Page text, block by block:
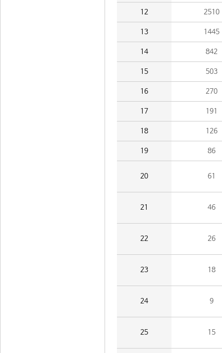
12 2510
13 1445
14 842
15 503
16 270
17 191
18 126
19 86
20 61
21 46
22 26
23 18
24 9
25 15